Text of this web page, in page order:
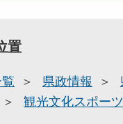
置
県政情報
観光文化スポー